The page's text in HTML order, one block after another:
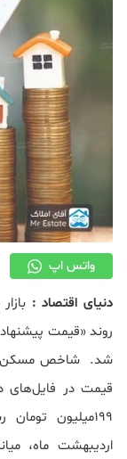
صنعت ساختمان
محله گردی
معماری
همایش و نمایشگاه
واتس اپ
دنیای اقتصاد :
روند «قیمت
شد. شاخص مسکن
قیمت در فایل‌های
۱۹۹‌میلیون
اردیبهشت ماه،